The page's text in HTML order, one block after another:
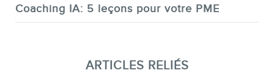
Coaching IA: 5 leçons pour votre PME
ARTICLES RELIÉS